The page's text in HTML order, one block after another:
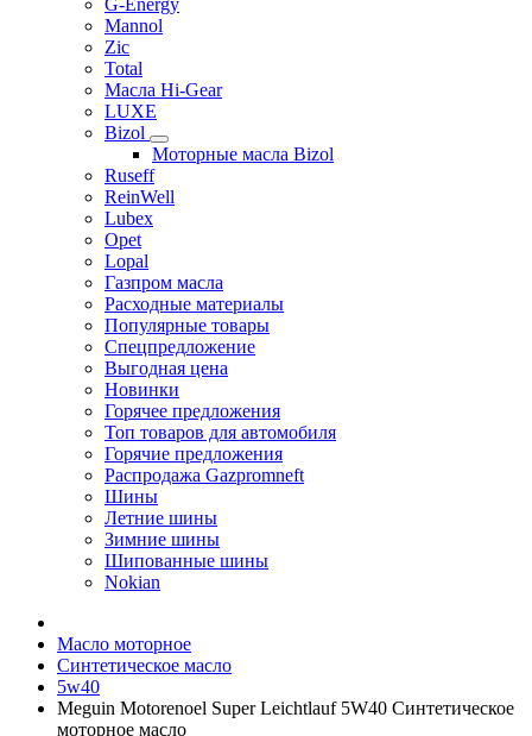
G-Energy
Mannol
Zic
Total
Масла Hi-Gear
LUXE
Bizol
Моторные масла Bizol
Ruseff
ReinWell
Lubex
Opet
Lopal
Газпром масла
Расходные материалы
Популярные товары
Спецпредложение
Выгодная цена
Новинки
Горячее предложения
Топ товаров для автомобиля
Горячие предложения
Распродажа Gazpromneft
Шины
Летние шины
Зимние шины
Шипованные шины
Nokian
Масло моторное
Синтетическое масло
5w40
Meguin Motorenoel Super Leichtlauf 5W40 Синтетическое
моторное масло